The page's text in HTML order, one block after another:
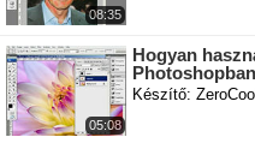
08:35
05:08
Hogyan
Készítő: